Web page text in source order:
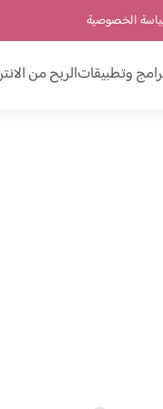
الخصوصية
وتطبيقاتالربح من